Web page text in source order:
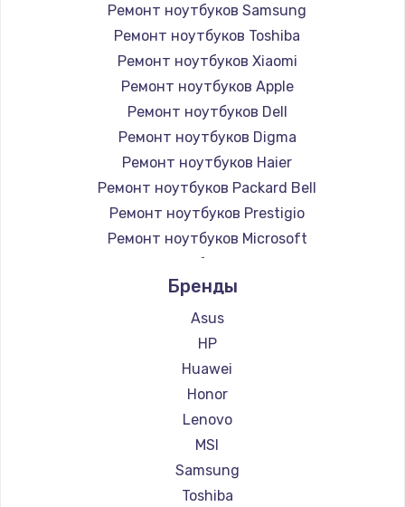
Ремонт ноутбуков Samsung
Ремонт ноутбуков Toshiba
Ремонт ноутбуков Xiaomi
Ремонт ноутбуков Apple
Ремонт ноутбуков Dell
Ремонт ноутбуков Digma
Ремонт ноутбуков Haier
Ремонт ноутбуков Packard Bell
Ремонт ноутбуков Prestigio
Ремонт ноутбуков Microsoft
Ремонт ноутбуков Alienware
Ремонт ноутбуков Aquarius
Ремонт ноутбуков Gigabyte
Ремонт ноутбуков Aorus
Ремонт ноутбуков Maibenben
Ремонт ноутбуков Getac
Ремонт ноутбуков Epson
Ремонт ноутбуков Philips
Ремонт ноутбуков LG
Ремонт ноутбуков Panasonic
Бренды
Asus
HP
Huawei
Honor
Lenovo
MSI
Samsung
Toshiba